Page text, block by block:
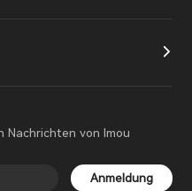
Nachrichten von Imou
Anmeldung